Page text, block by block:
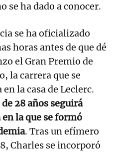
se ha dado a conocer.
se ha oficializado
horas antes de que dé
el Gran Premio de
la carrera que se
la casa de Leclerc.
28 años seguirá
la que se formó
. Tras un efímero
Charles se incorporó